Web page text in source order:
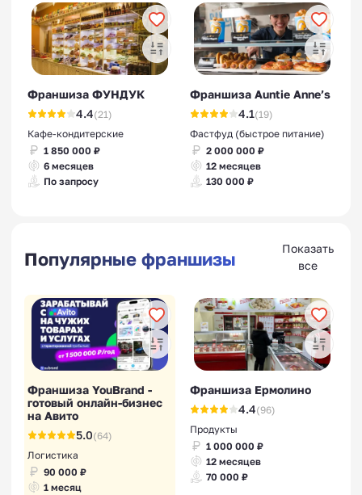
Франшиза ФУНДУК
4.4(21)
Кафе-кондитерские
1 850 000 ₽
6 месяцев
По запросу
Франшиза Auntie Anne’s
4.1(19)
Фастфуд (быстрое питание)
2 000 000 ₽
12 месяцев
130 000 ₽
Популярные франшизы
Показать
все
Франшиза YouBrand -
готовый онлайн-бизнес
на Авито
5.0(64)
Логистика
90 000 ₽
1 месяц
Франшиза Ермолино
4.4(96)
Продукты
1 000 000 ₽
12 месяцев
70 000 ₽